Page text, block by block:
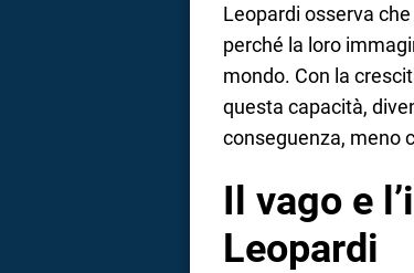
Leopardi osserva che
perché la loro
mondo. Con la
questa capacità,
conseguenza, meno
Il vago e
Leopardi